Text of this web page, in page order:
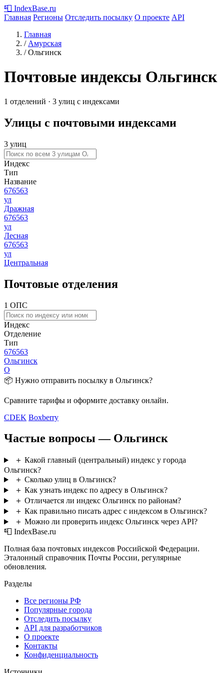
📮 IndexBase.ru
Главная Регионы Отследить посылку О проекте API
Главная
/ Амурская
/ Ольгинск
Почтовые индексы Ольгинск
1 отделений · 3 улиц с индексами
Улицы с почтовыми индексами
3 улиц
Индекс
Тип
Название
676563
ул
Дражная
676563
ул
Лесная
676563
ул
Центральная
Почтовые отделения
1 ОПС
Индекс
Отделение
Тип
676563
Ольгинск
О
📦 Нужно отправить посылку в Ольгинск?
Сравните тарифы и оформите доставку онлайн.
CDEK Boxberry
Частые вопросы — Ольгинск
＋ Какой главный (центральный) индекс у города
Ольгинск?
＋ Сколько улиц в Ольгинск?
＋ Как узнать индекс по адресу в Ольгинск?
＋ Отличается ли индекс Ольгинск по районам?
＋ Как правильно писать адрес с индексом в Ольгинск?
＋ Можно ли проверить индекс Ольгинск через API?
📮 IndexBase.ru
Полная база почтовых индексов Российской Федерации.
Эталонный справочник Почты России, регулярные
обновления.
Разделы
Все регионы РФ
Популярные города
Отследить посылку
API для разработчиков
О проекте
Контакты
Конфиденциальность